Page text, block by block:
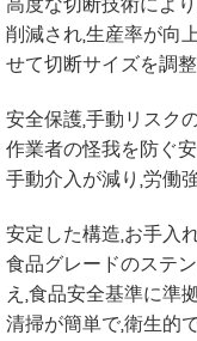
削減され,生産率が向
せて切断サイズを調整
安全保護,手動リスク
作業者の怪我を防ぐ
手動介入が減り,労働
安定した構造,お手入
食品グレードのステ
え,食品安全基準に準
清掃が簡単で,衛生的